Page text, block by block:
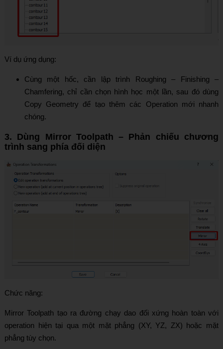
Ví dụ ứng dụng:
Cùng một hốc, cần lập trình Roughing – Finishing –
Chamfering, chỉ cần chọn hình học một lần, sau đó dùng
Copy Geometry để tạo thêm các Operation mới nhanh
chóng.
3. Dùng Mirror Toolpath – Phản chiếu chương
trình sang phía đối diện
Chức năng:
Mirror Toolpath tạo ra đường chạy dao đối xứng hoàn toàn với
operation hiện tại qua một mặt phẳng (XY, YZ, ZX) hoặc mặt
phẳng tùy chọn.